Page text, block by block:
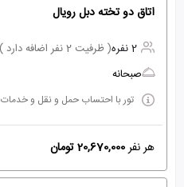
اتاق دو تخته دبل رویال
2 نفره
( ظرفیت 2 نفر اضافه دارد )
صبحانه
تور با احتساب حمل و نقل و خدمات
هر نفر20,670,000 تومان